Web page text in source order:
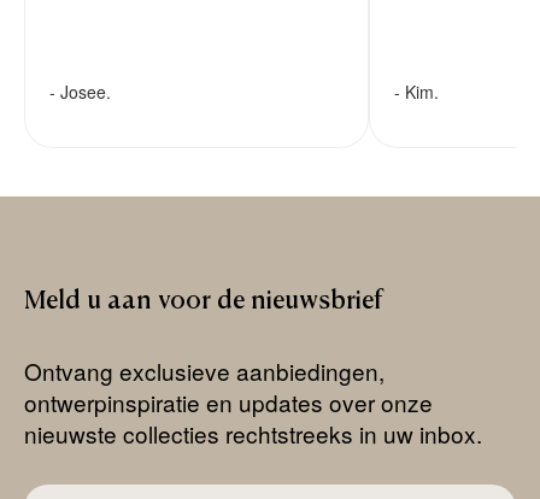
- Josee. - Kim.
Meld u aan voor de nieuwsbrief
Ontvang exclusieve aanbiedingen,
ontwerpinspiratie en updates over onze
nieuwste collecties rechtstreeks in uw inbox.